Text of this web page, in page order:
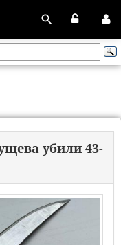
убили 43-